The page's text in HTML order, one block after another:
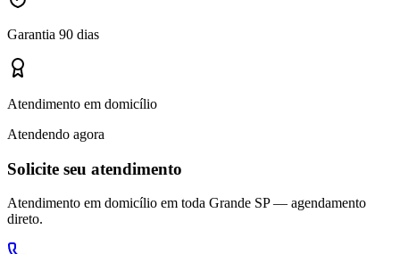
Garantia 90 dias
Atendimento em domicílio
Atendendo agora
Solicite seu atendimento
Atendimento em domicílio em toda Grande SP — agendamento
direto.